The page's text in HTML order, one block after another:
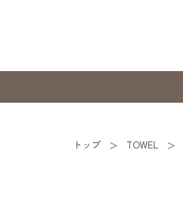
トップ TOWEL